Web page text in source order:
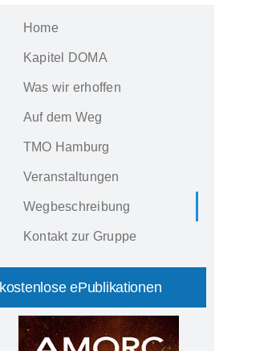
Home
Kapitel DOMA
Was wir erhoffen
Auf dem Weg
TMO Hamburg
Veranstaltungen
Wegbeschreibung
Kontakt zur Gruppe
kostenlose ePublikationen